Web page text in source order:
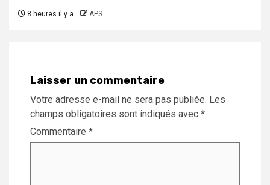
8 heures il y a APS
Laisser un commentaire
Votre adresse e-mail ne sera pas publiée. Les
champs obligatoires sont indiqués avec *
Commentaire *